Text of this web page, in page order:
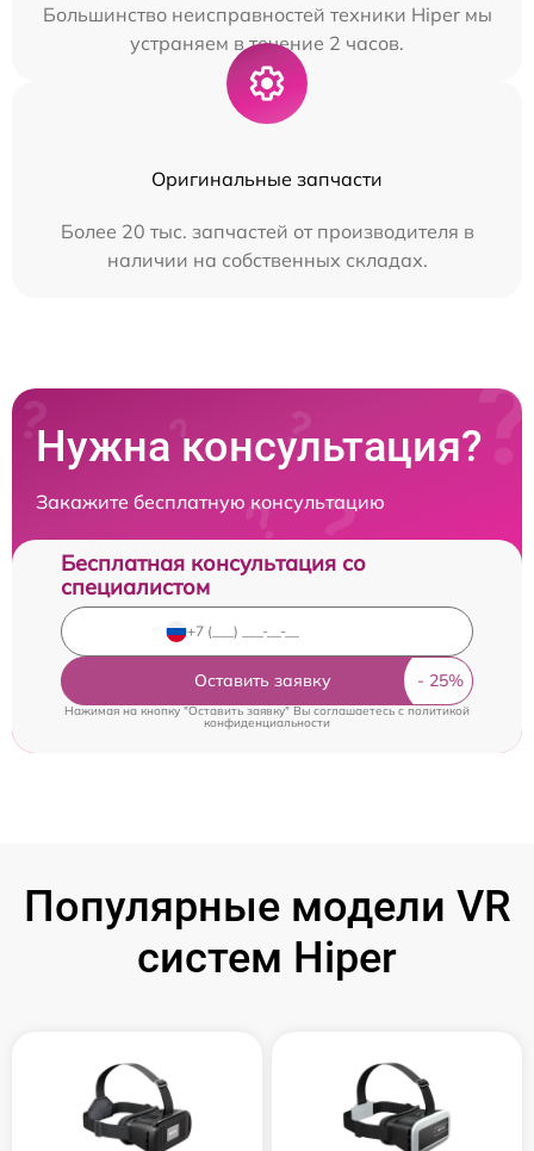
Большинство неисправностей техники Hiper мы
устраняем в течение 2 часов.
Оригинальные запчасти
Более 20 тыс. запчастей от производителя в
наличии на собственных складах.
Нужна консультация?
Закажите бесплатную консультацию
Бесплатная консультация со
специалистом
Оставить заявку
Нажимая на кнопку "Оставить заявку" Вы соглашаетесь cполитикой
конфиденциальности
Популярные модели VR
систем Hiper